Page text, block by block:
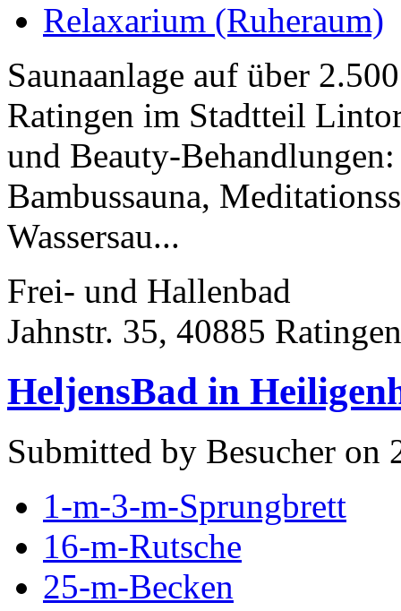
Relaxarium (Ruheraum)
Saunaanlage auf über
Ratingen im Stadtteil
und Beauty-Behandlungen:
Bambussauna,
Wassersau...
Frei- und Hallenbad
Jahnstr. 35, 40885 Ratingen
HeljensBad in
Submitted by Besucher on
1-m-3-m-Sprungbrett
16-m-Rutsche
25-m-Becken